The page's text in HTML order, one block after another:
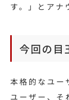
す。」とアナ
今回の目
本格的なユー
ユーザー、そ